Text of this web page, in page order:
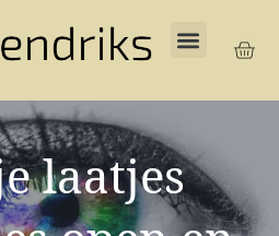
laatjes